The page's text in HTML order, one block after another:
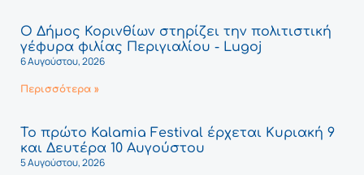
Ο Δήμος Κορινθίων στηρίζει την πολιτιστική
γέφυρα φιλίας Περιγιαλίου - Lugoj
6 Αυγούστου, 2026
Περισσότερα »
Το πρώτο Kalamia Festival έρχεται Κυριακή 9
και Δευτέρα 10 Αυγούστου
5 Αυγούστου, 2026